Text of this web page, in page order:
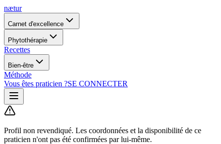
nætur
Carnet d'excellence
Phytothérapie
Recettes
Bien-être
Méthode
Vous êtes praticien ?SE CONNECTER
Profil non revendiqué. Les coordonnées et la disponibilité de ce
praticien n'ont pas été confirmées par lui-même.